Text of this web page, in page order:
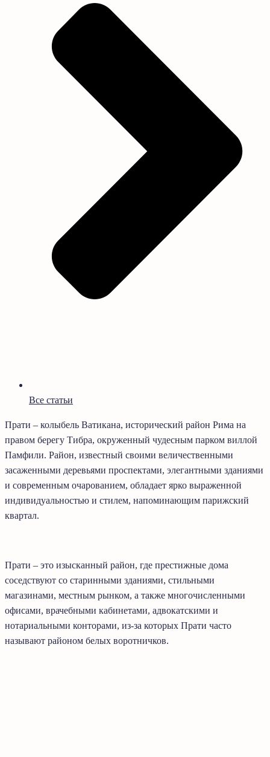
Все статьи
Прати – колыбель Ватикана, исторический район Рима на
правом берегу Тибра, окруженный чудесным парком виллой
Памфили. Район, известный своими величественными
засаженными деревьями проспектами, элегантными зданиями
и современным очарованием, обладает ярко выраженной
индивидуальностью и стилем, напоминающим парижский
квартал.
Прати – это изысканный район, где престижные дома
соседствуют со старинными зданиями, стильными
магазинами, местным рынком, а также многочисленными
офисами, врачебными кабинетами, адвокатскими и
нотариальными конторами, из-за которых Прати часто
называют районом белых воротничков.